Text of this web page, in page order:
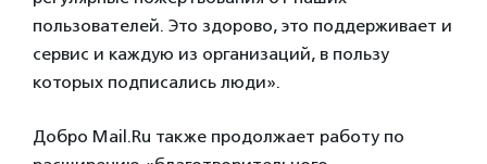
пользователей. Это здорово, это поддерживает и
сервис и каждую из организаций, в пользу
которых подписались люди».
Добро Mail.Ru также продолжает работу по